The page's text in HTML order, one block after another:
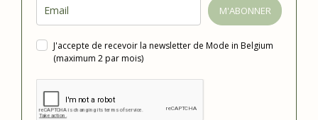
M'ABONNER
J'accepte de recevoir la newsletter de Mode in Belgium
(maximum 2 par mois)